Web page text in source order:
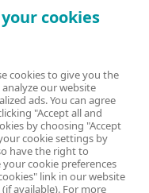
cookies
cookies to give you the
our website
ads. You can agree
"Accept all and
by choosing "Accept
cookie settings by
have the right to
cookie preferences
link in our website
available). For more